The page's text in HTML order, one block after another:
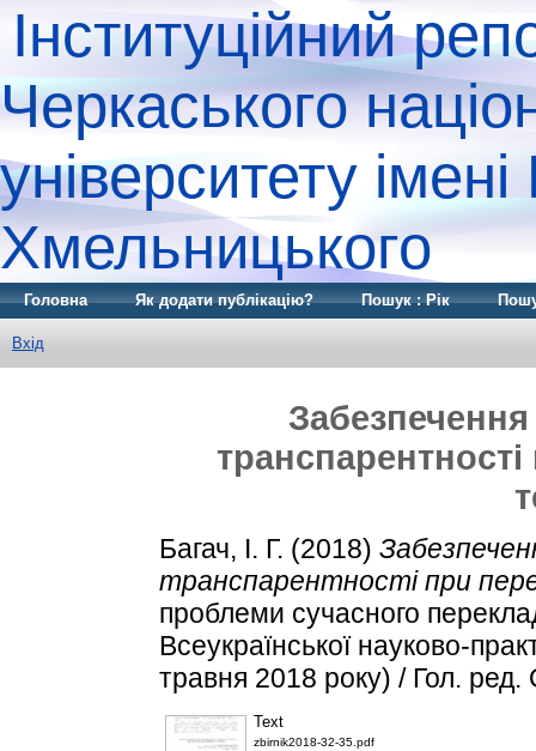
Інституційний
Черкаського
університету
Хмельницького
Головна Як додати публікацію? Пошук : Рік
Вхід
Забезпечення
Багач, І. Г. (2018)
транспарентності при
проблеми сучасного
Всеукраїнської науково-
травня 2018 року) / Гол.
Text
zbirnik2018-32-35.pdf